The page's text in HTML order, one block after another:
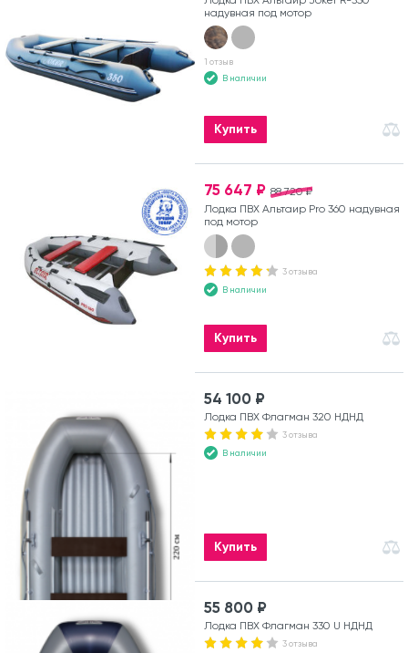
надувная под мотор
1 отзыв
В наличии
Купить
88 720 ₽
75 647 ₽
Лодка ПВХ Альтаир Pro 360 надувная
под мотор
3 отзыва
В наличии
Купить
54 100 ₽
Лодка ПВХ Флагман 320 НДНД
3 отзыва
В наличии
Купить
55 800 ₽
Лодка ПВХ Флагман 330 U НДНД
3 отзыва